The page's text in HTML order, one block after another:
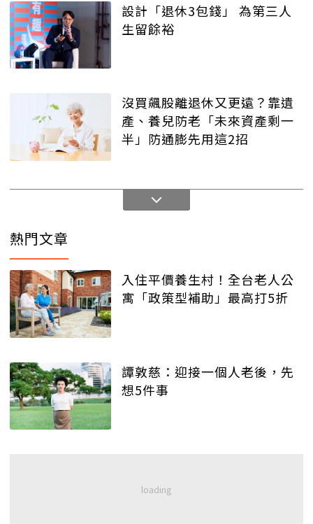
設計「退休3包錢」 為第三人
生留餘裕
沒買飆股離退休又更遠？靠遺
產、養兒防老「未來資產剩一
半」防通膨先用這2招
熱門文章
入住平價養生村！全台老人公
寓「政策型補助」最高打5折
譚敦慈：迎接一個人老後，先
想5件事